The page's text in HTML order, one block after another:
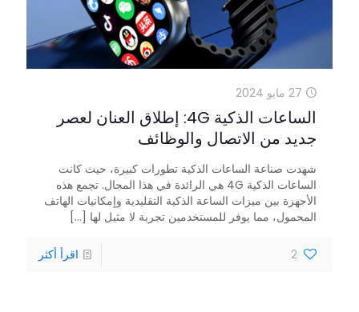
27 مايو 2024
الساعات الذكية 4G: إطلاق العنان لعصر
جديد من الاتصال والوظائف
شهدت صناعة الساعات الذكية تطورات كبيرة، حيث كانت
الساعات الذكية 4G هي الرائدة في هذا المجال. تجمع هذه
الأجهزة بين ميزات الساعة الذكية التقليدية وإمكانيات الهاتف
المحمول، مما يوفر للمستخدمين تجربة لا مثيل لها [...]
2 اقرأ أكثر